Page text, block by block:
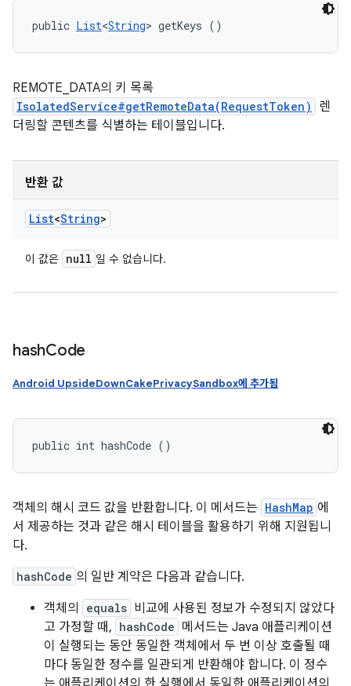
public List<String> getKeys ()
REMOTE_DATA의 키 목록
IsolatedService#getRemoteData(RequestToken)
렌
더링할 콘텐츠를 식별하는 테이블입니다.
반환 값
List<String>
이 값은 null 일 수 없습니다.
hashCode
Android UpsideDownCakePrivacySandbox에 추가됨
public int hashCode ()
객체의 해시 코드 값을 반환합니다. 이 메서드는 HashMap 에
서 제공하는 것과 같은 해시 테이블을 활용하기 위해 지원됩니
다.
hashCode 의 일반 계약은 다음과 같습니다.
객체의
equals 비교에 사용된 정보가 수정되지 않았다
고 가정할 때, hashCode 메서드는 Java 애플리케이션
이 실행되는 동안 동일한 객체에서 두 번 이상 호출될 때
마다 동일한 정수를 일관되게 반환해야 합니다. 이 정수